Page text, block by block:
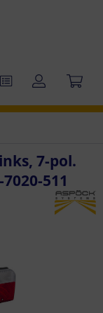
7-pol.
7020-511